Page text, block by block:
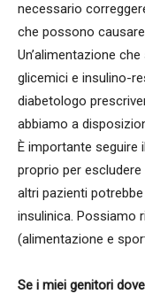
necessario
che possono
Un’alimentazione
glicemici e insulino-
diabetologo
abbiamo a
È importante seguire
proprio per
altri pazienti
insulinica. Possiamo
(alimentazione e
Se i miei genitori